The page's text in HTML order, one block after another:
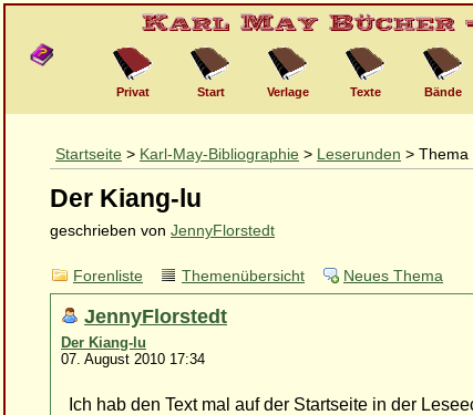
Privat Start Verlage Texte Bände
Startseite > Karl-May-Bibliographie > Leserunden > Thema
Der Kiang-lu
geschrieben von JennyFlorstedt
Forenliste Themenübersicht Neues Thema
JennyFlorstedt
Der Kiang-lu
07. August 2010 17:34
Ich hab den Text mal auf der Startseite in der